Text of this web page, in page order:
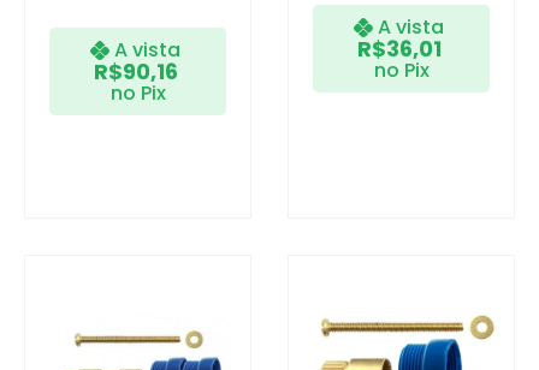
A vista
R$90,16
no Pix
A vista
R$36,01
no Pix